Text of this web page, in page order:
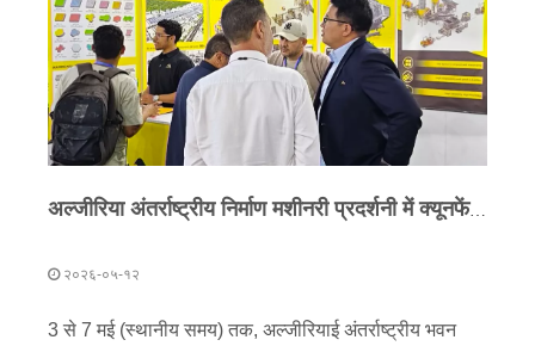
अल्जीरिया अंतर्राष्ट्रीय निर्माण मशीनरी प्रदर्शनी में क्यूनफेंग मशीनरी शोकेस: 'चीनी इंटेलिजेंट मैन्युफैक्चरिंग' उपकरण उत्तरी अफ्रीकी बाजार में फलता-फूलता है
२०२६-०५-१२
3 से 7 मई (स्थानीय समय) तक, अल्जीरियाई अंतर्राष्ट्रीय भवन